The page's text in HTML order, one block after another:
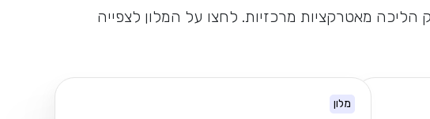
הליכה מאטרקציות מרכזיות. לחצו על המלון לצפייה
מלון